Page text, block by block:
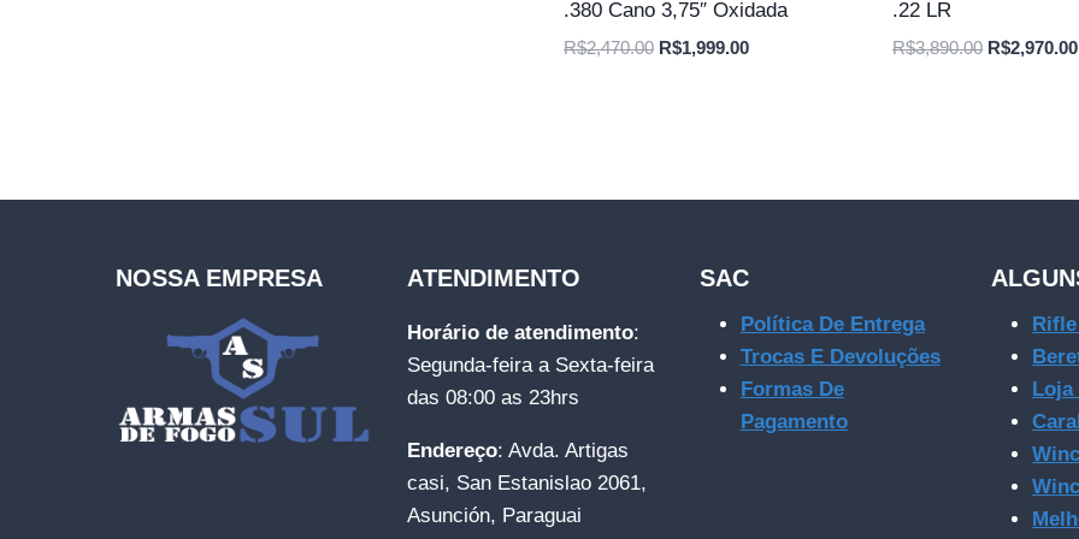
.380 Cano 3,75″ Oxidada
R$2,470.00 O
R$1,999.00O
.22 LR
R$3,890.00 O
R$2,970.00
NOSSA EMPRESA ATENDIMENTO
Horário de atendimento:
Segunda-feira a Sexta-feira
das 08:00 as 23hrs
Endereço: Avda. Artigas
casi, San Estanislao 2061,
Asunción, Paraguai
SAC
Política De Entrega
Trocas E Devoluções
Formas De
Pagamento
Loja